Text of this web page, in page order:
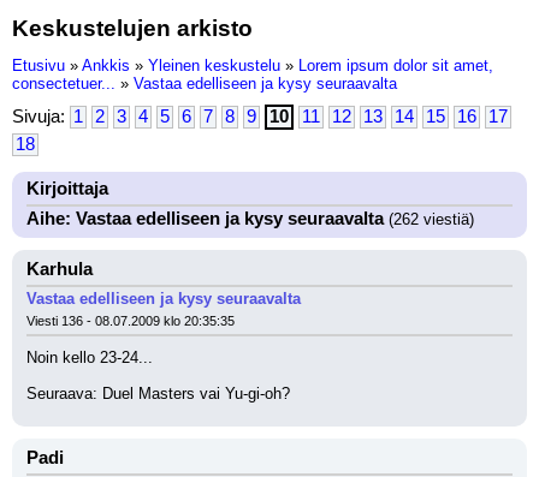
Keskustelujen arkisto
Etusivu » Ankkis » Yleinen keskustelu » Lorem ipsum dolor sit amet,
consectetuer... » Vastaa edelliseen ja kysy seuraavalta
Sivuja: 1 2 3 4 5 6 7 8 9 10 11 12 13 14 15 16
17
18
Kirjoittaja
Aihe: Vastaa edelliseen ja kysy seuraavalta(262 viestiä)
Karhula
Vastaa edelliseen ja kysy seuraavalta
Viesti 136 - 08.07.2009 klo 20:35:35
Noin kello 23-24...
Seuraava: Duel Masters vai Yu-gi-oh?
Padi